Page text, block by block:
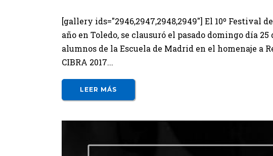
[gallery ids="2946,2947,2948,2949"] El 10º Festival
año en Toledo, se clausuró el pasado domingo día
alumnos de la Escuela de Madrid en el homenaje a
CIBRA 2017...
LEER MÁS